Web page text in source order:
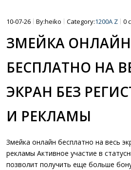
10-07-26 By:heiko Category:1200A Z 0
ЗМЕЙКА ОНЛАЙН
БЕСПЛАТНО НА
ЭКРАН БЕЗ
И РЕКЛАМЫ
Змейка онлайн бесплатно на весь
рекламы Активное участие в
позволит получить еще больше